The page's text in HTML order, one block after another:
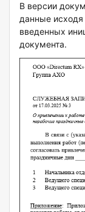
В версии
данные исходя
введенных
документа.